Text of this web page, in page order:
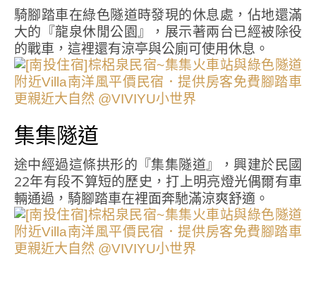
騎腳踏車在綠色隧道時發現的休息處，佔地還滿
大的『龍泉休閒公園』，展示著兩台已經被除役
的戰車，這裡還有涼亭與公廁可使用休息。
集集隧道
途中經過這條拱形的『集集隧道』，興建於民國
22年有段不算短的歷史，打上明亮燈光偶爾有車
輛通過，騎腳踏車在裡面奔馳滿涼爽舒適。